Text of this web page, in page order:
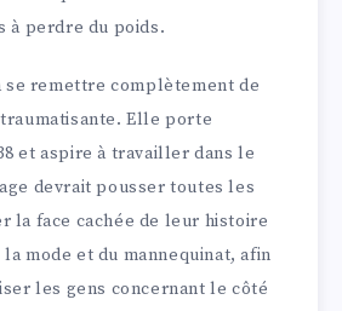
à perdre du poids.
se remettre complètement de
Elle porte
et aspire à travailler dans le
devrait pousser toutes les
la face cachée de leur histoire
mode et du mannequinat, afin
les gens concernant le côté